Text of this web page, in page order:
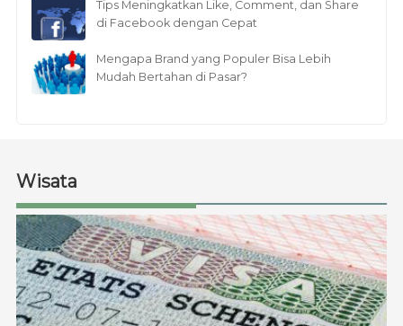
Tips Meningkatkan Like, Comment, dan Share
di Facebook dengan Cepat
Mengapa Brand yang Populer Bisa Lebih
Mudah Bertahan di Pasar?
Wisata